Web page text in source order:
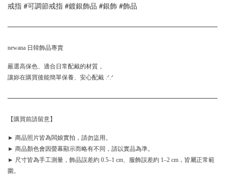
戒指 #可調節戒指 #鍍銀飾品 #銀飾 #飾品
newana 日韓飾品專賣
嚴選高保色、適合日常配戴的材質，
讓妳在購買後能簡單保養、安心配戴 .ᐟ.ᐟ
【購買前請留意】
► 商品照片皆為闆娘實拍，請勿盜用。
► 商品顏色會因螢幕顯示而略有不同，請以實品為準。
► 尺寸皆為手工測量，飾品誤差約 0.5–1 cm、服飾誤差約 1–2 cm，皆屬正常範
圍。